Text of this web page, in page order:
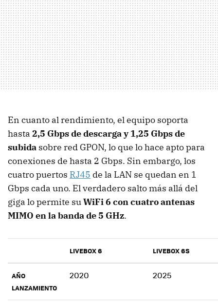
En cuanto al rendimiento, el equipo soporta
hasta 2,5 Gbps de descarga y 1,25 Gbps de
subida sobre red GPON, lo que lo hace apto para
conexiones de hasta 2 Gbps. Sin embargo, los
cuatro puertos RJ45 de la LAN se quedan en 1
Gbps cada uno. El verdadero salto más allá del
giga lo permite suWiFi 6 con cuatro antenas
MIMO en la banda de 5 GHz.
LIVEBOX 6 LIVEBOX 6S
AÑO
LANZAMIENTO
2020 2025